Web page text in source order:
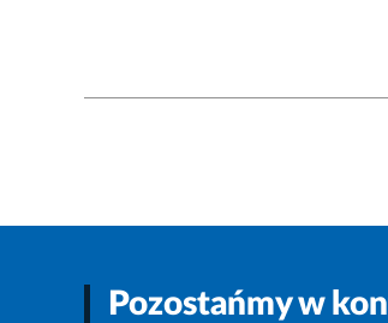
Pozostańmy w